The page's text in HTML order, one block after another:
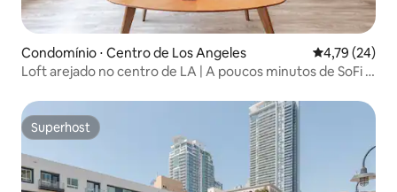
Condomínio ⋅ Centro de Los Angeles 4,79 de uma
4,79 (24)
Loft arejado no centro de LA | A poucos minutos de SoFi |
Superhost
Superhost